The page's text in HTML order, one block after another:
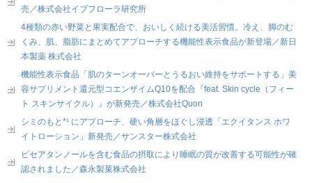
売／株式会社イブフローラ研究所
4種類の赤い野菜と果実配合で、おいしく続ける美活習慣。冷え、脚のむ
くみ、肌、脂肪にまとめてアプローチする機能性表示食品が新登場／新日
本製薬 株式会社
機能性表示食品「肌のターンオーバーとうるおい維持をサポートする」美
容サプリメント還元型コエンザイムQ10を配合『feat. Skin cycle（フィー
ト スキンサイクル）』が新発売／株式会社Quon
シミのもと*¹ にアプローチ、硬い角層をほぐし浸透「エクイタンス ホワ
イトローション」新発売／サンスター株式会社
ピセアタンノールを含む食品の摂取により睡眠の質が改善する可能性が確
認されました／森永製菓株式会社